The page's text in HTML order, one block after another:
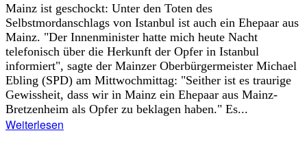
Mainz ist geschockt: Unter den Toten des
Selbstmordanschlags von Istanbul ist auch ein Ehepaar aus
Mainz. "Der Innenminister hatte mich heute Nacht
telefonisch über die Herkunft der Opfer in Istanbul
informiert", sagte der Mainzer Oberbürgermeister Michael
Ebling (SPD) am Mittwochmittag: "Seither ist es traurige
Gewissheit, dass wir in Mainz ein Ehepaar aus Mainz-
Bretzenheim als Opfer zu beklagen haben." Es...
Weiterlesen